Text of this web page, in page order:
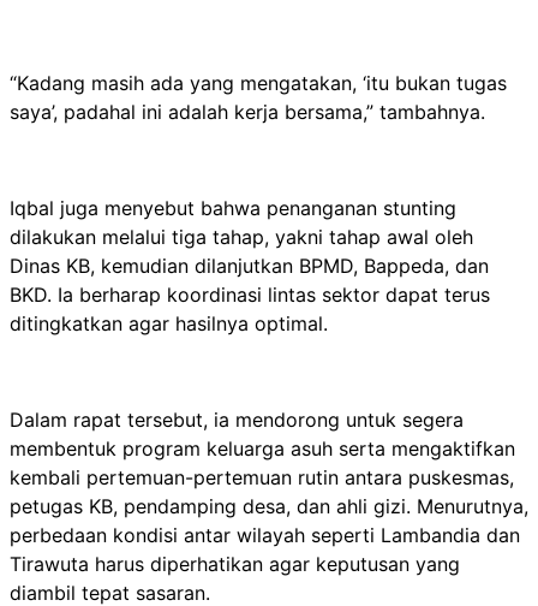
“Kadang masih ada yang mengatakan, ‘itu bukan tugas
saya’, padahal ini adalah kerja bersama,” tambahnya.
Iqbal juga menyebut bahwa penanganan stunting
dilakukan melalui tiga tahap, yakni tahap awal oleh
Dinas KB, kemudian dilanjutkan BPMD, Bappeda, dan
BKD. Ia berharap koordinasi lintas sektor dapat terus
ditingkatkan agar hasilnya optimal.
Dalam rapat tersebut, ia mendorong untuk segera
membentuk program keluarga asuh serta mengaktifkan
kembali pertemuan-pertemuan rutin antara puskesmas,
petugas KB, pendamping desa, dan ahli gizi. Menurutnya,
perbedaan kondisi antar wilayah seperti Lambandia dan
Tirawuta harus diperhatikan agar keputusan yang
diambil tepat sasaran.